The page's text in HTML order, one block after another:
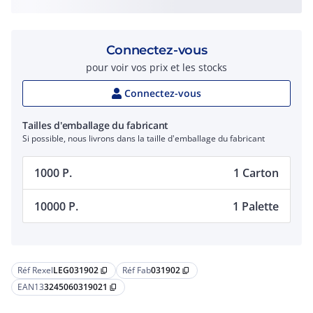
Réf RexelLEG031902 content_copy Réf Fab031902 content_copy
EAN133245060319021 content_copy
Connectez-vous
pour voir vos prix et les stocks
Connectez-vous
Tailles d'emballage du fabricant
Si possible, nous livrons dans la taille d'emballage du fabricant
1000 P. 1 Carton
10000 P. 1 Palette